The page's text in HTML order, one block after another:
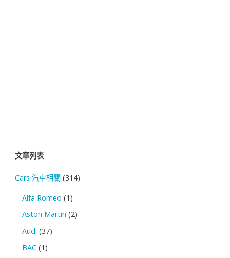
文章列表
Cars 汽車相關(314)
Alfa Romeo (1)
Aston Martin (2)
Audi (37)
BAC (1)